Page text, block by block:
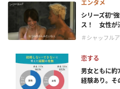
エンタメ
シリーズ初“
ス！ 女性が
＃シャッフル
恋する
男女ともに約
経験あり。そ